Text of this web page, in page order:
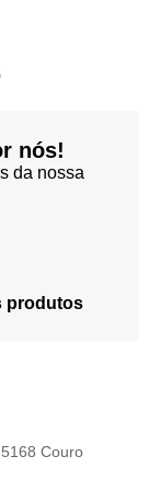
nós!
da nossa
produtos
Couro